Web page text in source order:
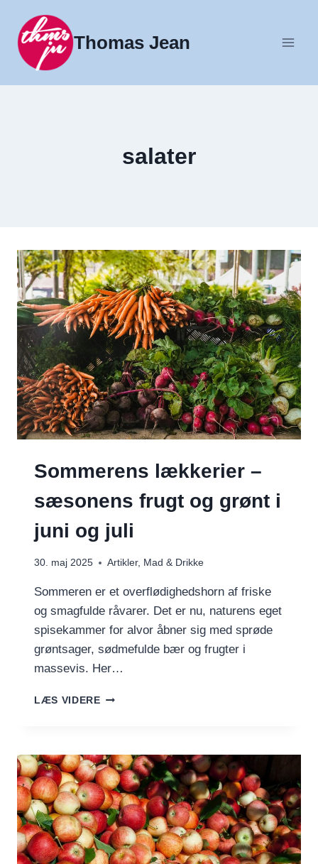
indhold
Thomas Jean
salater
Sommerens lækkerier –
sæsonens frugt og grønt i
juni og juli
30. maj 2025 Artikler, Mad & Drikke
Sommeren er et overflødighedshorn af friske
og smagfulde råvarer. Det er nu, naturens eget
spisekammer for alvor åbner sig med sprøde
grøntsager, sødmefulde bær og frugter i
massevis. Her…
LÆS VIDERESOMMERENS
FRUGT
OG
GRØNT
I
JUNI
OG
JULI